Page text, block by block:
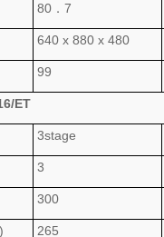
80．7
640 x 880 x 480
99
ET
3stage
3
300
265